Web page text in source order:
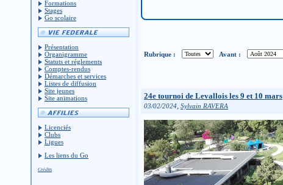
Formations
Stages
Go scolaire
Présentation
Organigramme
Statuts et réglements
Comptes-rendus
Démarches et services
Listes de diffusion
Site jeunes
Site animations
Licenciés
Clubs
Ligues
Les liens du Go
Crédits
Rubrique : Avant :
24e tournoi de Levallois les 9 et 10 mars
03/02/2024, Sylvain RAVERA